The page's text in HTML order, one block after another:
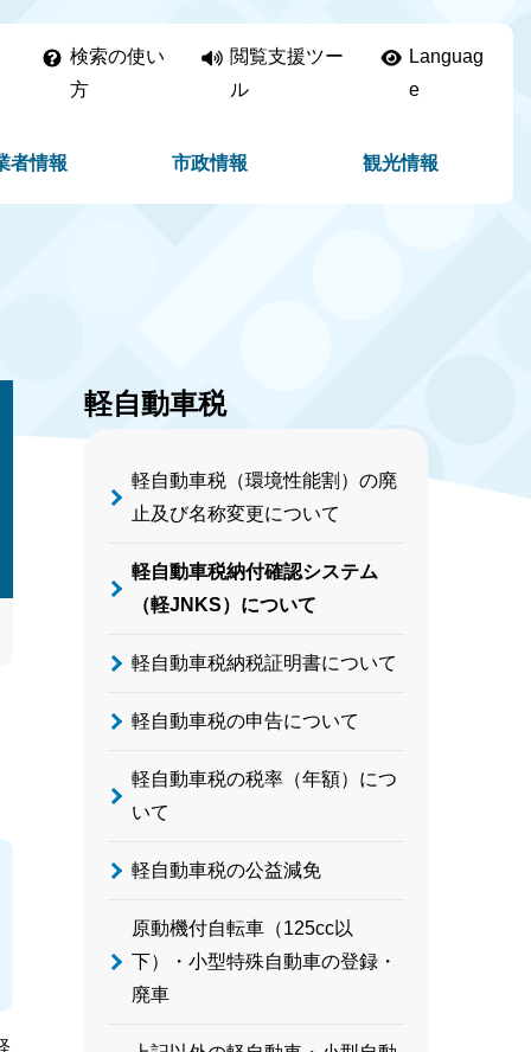
検索の使い
方
閲覧支援ツー
ル
Languag
e
者情報 市政情報 観光情報
軽自動車税
軽自動車税（環境性能割）の廃
止及び名称変更について
軽自動車税納付確認システム
（軽JNKS）について
軽自動車税納税証明書について
軽自動車税の申告について
軽自動車税の税率（年額）につ
いて
軽自動車税の公益減免
原動機付自転車（125cc以
下）・小型特殊自動車の登録・
廃車